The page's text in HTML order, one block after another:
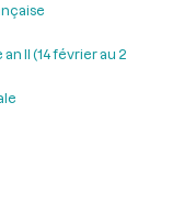
II (14 février au 2